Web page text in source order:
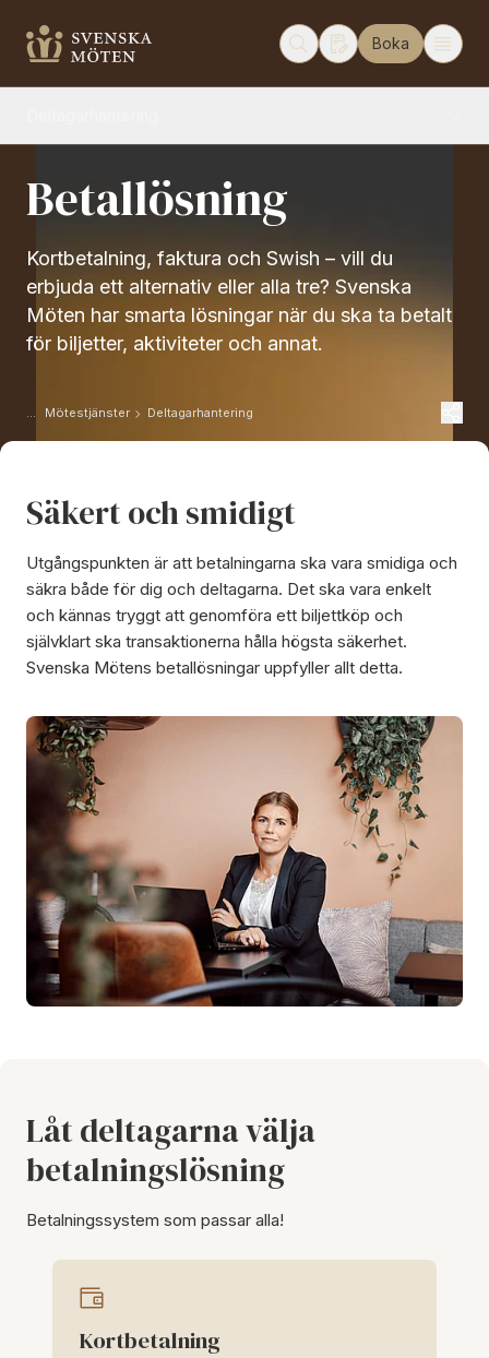
Boka
Betallösning
Kortbetalning, faktura och Swish – vill du
erbjuda ett alternativ eller alla tre? Svenska
Möten har smarta lösningar när du ska ta betalt
för biljetter, aktiviteter och annat.
Mötestjänster Deltagarhantering
Säkert och smidigt
Utgångspunkten är att betalningarna ska vara smidiga och
säkra både för dig och deltagarna. Det ska vara enkelt
och kännas tryggt att genomföra ett biljettköp och
självklart ska transaktionerna hålla högsta säkerhet.
Svenska Mötens betallösningar uppfyller allt detta.
Låt deltagarna välja
betalningslösning
Betalningssystem som passar alla!
Kortbetalning